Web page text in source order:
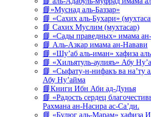
📘»Муснад аль-Баззар»
📘 «Сахих аль-Бухари»
📘 Сахих Муслим (мухтасар)
📘 «Сады праведных» имама
📘 Аль-Азкар имама ан-Навави
📘 «Шу’аб аль-иман» хафиза
📘 «Хильятуль-аулияъ» Абу
📘 «Сыфату-н-нифакъ ва на’ту
Абу Ну’айма
📘Книги Ибн Аби ад-Дунья
📘 «Радость сердец
Рахмана ан-Насира ас-Са’ди.
📘 «Булюг аль-Марам» хафиза